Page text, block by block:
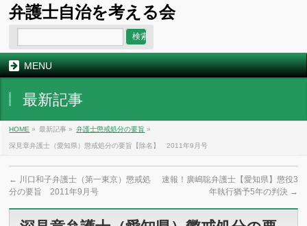
弁護士自治を考える会
MENU
最新記事
HOME » 最新記事 » 弁護士懲戒処分の要旨 »
深見章弁護士（愛知県）懲戒処分の要旨【除名】 2011年9月号
← 川口和子弁護士（第一東京）懲戒処
分の要旨 2011年9月号
速報！廣嶋聡弁護士【愛知県】懲役3
年執行猶予5年の判決 →